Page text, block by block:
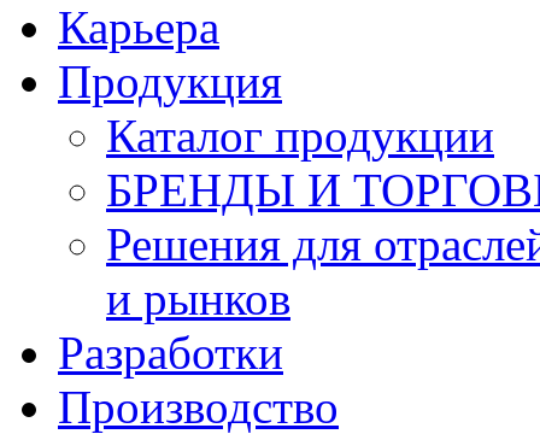
Карьера
Продукция
Каталог продукции
БРЕНДЫ И
Решения для
и рынков
Разработки
Производство